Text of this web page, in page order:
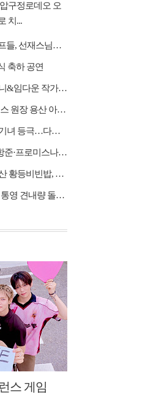
구정로데오 오
치...
'어서와 한국은' 이탈리아 셰프들, 선재스님→라연 차도...
축하 공연
'유퀴즈' 이은결·임봉근 할머니&임다운 작가·이승철, '...
'구해줘! 홈즈' 이모란 필라테스 원장 용산 아파트 방...
[종합] '합숙맞선2' 최정윤 인기녀 등극…다음주 마지막...
'꼬꼬무' 단종과 엄흥도…장항준·프로미스나인 이채영·...
'한국기행' 대구 평양냉면·익산 황등비빈밥, 백년 식당...
'언니네 산지직송3' 박해준, 통영 견내량 돌미역 조업 ...
스 게임